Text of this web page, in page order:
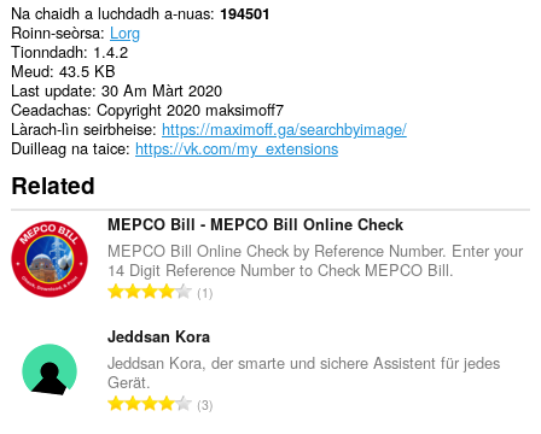
Na chaidh a luchdadh a-nuas 194501
Roinn-seòrsa Lorg
Tionndadh 1.4.2
Meud 43.5 KB
Last update 30 Am Màrt 2020
Ceadachas Copyright 2020 maksimoff7
Làrach-lìn seirbheise https://maximoff.ga/searchbyimage/
Duilleag na taice https://vk.com/my_extensions
Related
MEPCO Bill - MEPCO Bill Online Check
MEPCO Bill Online Check by Reference Number. Enter your
14 Digit Reference Number to Check MEPCO Bill.
R
n
g
c
1
Jeddsan Kora
Jeddsan Kora, der smarte und sichere Assistent für jedes
Gerät.
R3